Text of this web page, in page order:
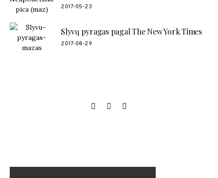
2017-05-23
Slyvų pyragas pagal The New York Times
2017-08-29